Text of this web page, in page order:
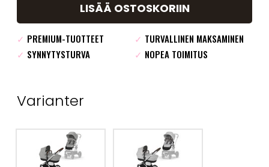
LISÄÄ OSTOSKORIIN
✓ PREMIUM-TUOTTEET ✓ TURVALLINEN MAKSAMINEN
✓ SYNNYTYSTURVA ✓ NOPEA TOIMITUS
Varianter